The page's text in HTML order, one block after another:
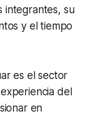
integrantes, su
y el tiempo
es el sector
del
en